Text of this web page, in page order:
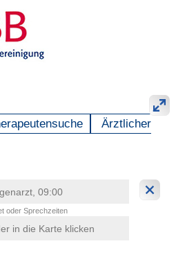
Ärztlicher
oder Sprechzeiten